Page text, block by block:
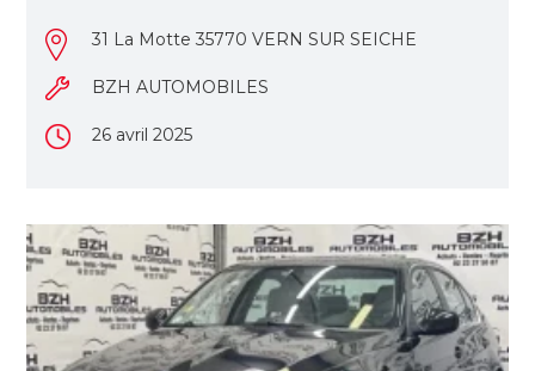
31 La Motte 35770 VERN SUR SEICHE
BZH AUTOMOBILES
26 avril 2025